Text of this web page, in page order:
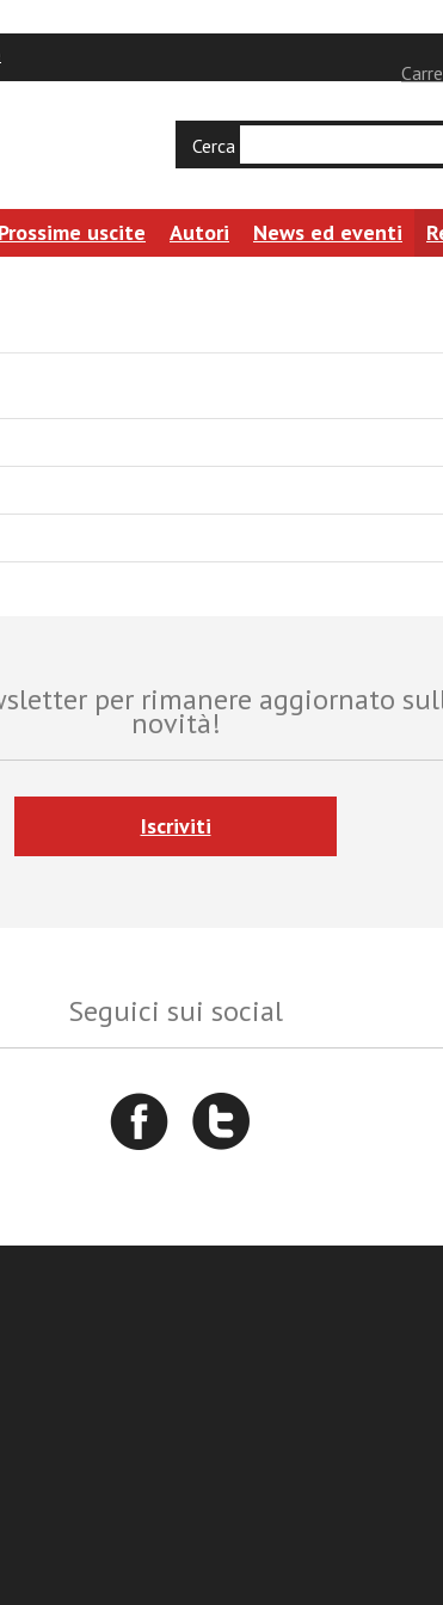
Cerca
Prossime uscite Autori News ed eventi
per rimanere aggiornato
novità!
Iscriviti
Seguici sui social